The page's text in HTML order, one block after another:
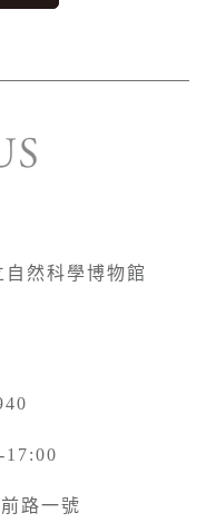
然科學博物館
17:00
路一號